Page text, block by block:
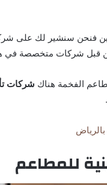
فنحن سنشير لك على
قبل شركات متخصصة في
الفخمة هناك شركات
.
للمطاعم